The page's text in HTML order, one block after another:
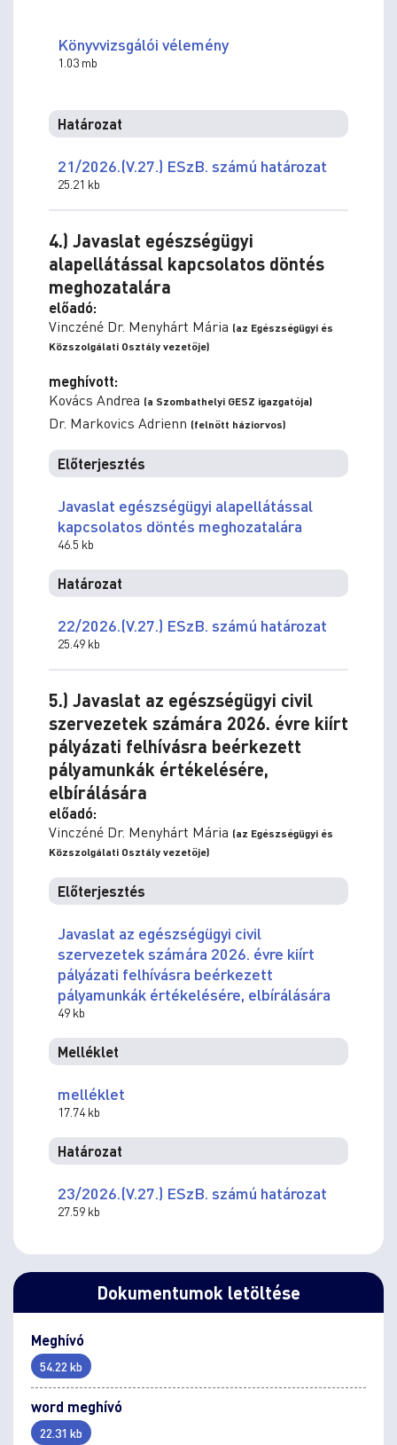
Könyvvizsgálói vélemény
1.03 mb
Határozat
21/2026.(V.27.) ESzB. számú határozat
25.21 kb
4.) Javaslat egészségügyi
alapellátással kapcsolatos döntés
meghozatalára
előadó:
Vinczéné Dr. Menyhárt Mária (az Egészségügyi és
Közszolgálati Osztály vezetője)
meghívott:
Kovács Andrea (a Szombathelyi GESZ igazgatója)
Dr. Markovics Adrienn (felnőtt háziorvos)
Előterjesztés
Javaslat egészségügyi alapellátással
kapcsolatos döntés meghozatalára
46.5 kb
Határozat
22/2026.(V.27.) ESzB. számú határozat
25.49 kb
5.) Javaslat az egészségügyi civil
szervezetek számára 2026. évre kiírt
pályázati felhívásra beérkezett
pályamunkák értékelésére,
elbírálására
előadó:
Vinczéné Dr. Menyhárt Mária (az Egészségügyi és
Közszolgálati Osztály vezetője)
Előterjesztés
Javaslat az egészségügyi civil
szervezetek számára 2026. évre kiírt
pályázati felhívásra beérkezett
pályamunkák értékelésére, elbírálására
49 kb
Melléklet
melléklet
17.74 kb
Határozat
23/2026.(V.27.) ESzB. számú határozat
27.59 kb
Dokumentumok letöltése
Meghívó
54.22 kb
word meghívó
22.31 kb